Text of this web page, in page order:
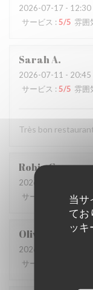
当サ
てお
ッ
2026-07-17 - 12:30
サービス : 5/5 雰囲
SarahA
2026-07-11 - 20:45
サービス : 5/5 雰囲
Très bon
RobinG
2026-07-09
サービス
/5 雰囲
Olivia
2026-06-26
-
サービス